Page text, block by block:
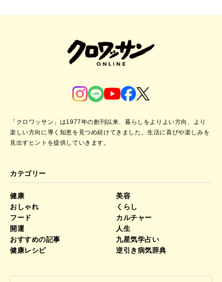
「クロワッサン」は1977年の創刊以来、暮らしをよりよい方向、より
楽しい方向に導く知恵を見つめ続けてきました。生活に喜びや楽しみを
見出すヒントを提供していきます。
カテゴリー
健康
美容
おしゃれ
くらし
フード
カルチャー
開運
人生
おすすめの記事
九星気学占い
健康レシピ
逆引き病気辞典